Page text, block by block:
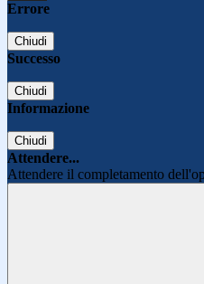
Errore
Chiudi
Successo
Chiudi
Informazione
Chiudi
Attendere...
Attendere il completamento